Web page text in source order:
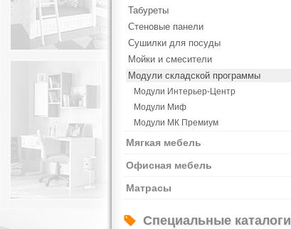
Табуреты
Стеновые панели
Сушилки для посуды
Мойки и смесители
Модули складской программы
Модули Интерьер-Центр
Модули Миф
Модули МК Премиум
Мягкая мебель
Офисная мебель
Матрасы
Специальные каталоги